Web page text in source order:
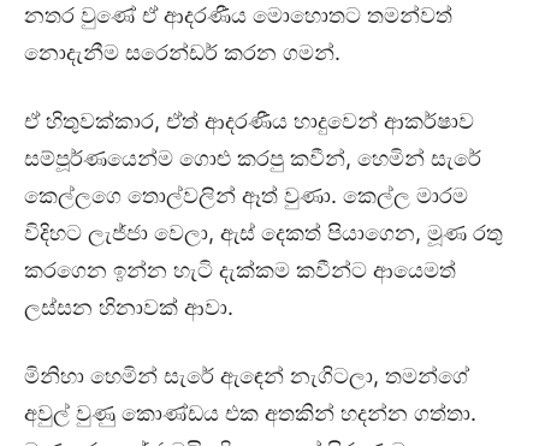
නතර වුණේ ඒ ආදරණීය මොහොතට තමන්වත්
නොදැනීම සරෙන්ඩර් කරන ගමන්.
ඒ හිතුවක්කාර, ඒත් ආදරණීය හාදුවෙන් ආකර්ෂාව
සම්පූර්ණයෙන්ම ගොළු කරපු කවීන්, හෙමින් සැරේ
කෙල්ලගෙ තොල්වලින් ඈත් වුණා. කෙල්ල මාරම
විදිහට ලැජ්ජා වෙලා, ඇස් දෙකත් පියාගෙන, මූණ රතු
කරගෙන ඉන්න හැටි දැක්කම කවීන්ට ආයෙමත්
ලස්සන හිනාවක් ආවා.
මිනිහා හෙමින් සැරේ ඇඳෙන් නැගිටලා, තමන්ගේ
අවුල් වුණු කොණ්ඩය එක අතකින් හදන්න ගත්තා.